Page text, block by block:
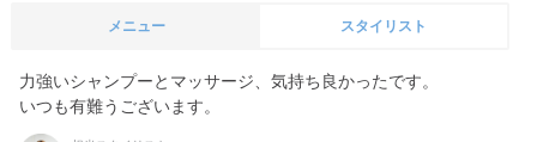
メニュー スタイリスト
力強いシャンプーとマッサージ、気持ち良かったです。
いつも有難うございます。